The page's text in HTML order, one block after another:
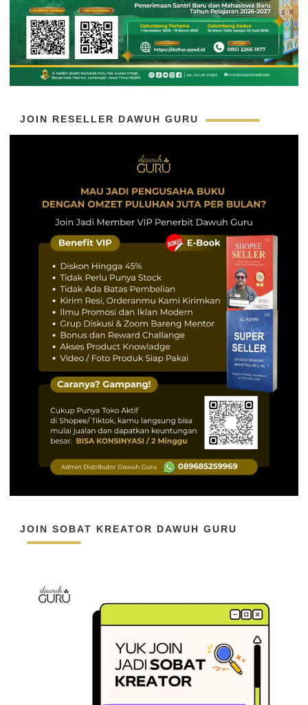
JOIN RESELLER DAWUH GURU
JOIN SOBAT KREATOR DAWUH GURU